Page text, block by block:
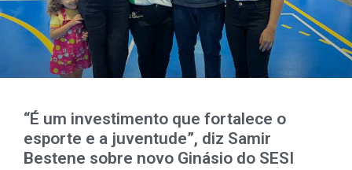
“É um investimento que fortalece o
esporte e a juventude”, diz Samir
Bestene sobre novo Ginásio do SESI